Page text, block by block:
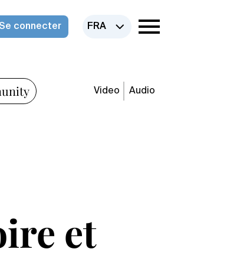
connecter FRA
Video Audio
et